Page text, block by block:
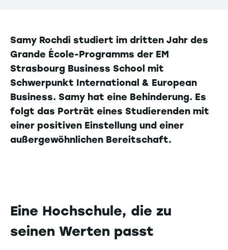
Samy Rochdi studiert im dritten Jahr des
Grande École-Programms der EM
Strasbourg Business School mit
Schwerpunkt International & European
Business. Samy hat eine Behinderung. Es
folgt das Porträt eines Studierenden mit
einer positiven Einstellung und einer
außergewöhnlichen Bereitschaft.
Eine Hochschule, die zu
seinen Werten passt